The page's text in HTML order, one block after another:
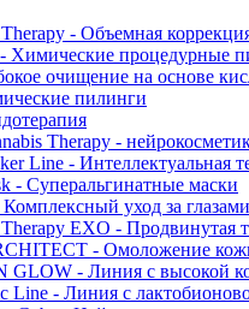
- Объемная
Химические процедурные
очищение на основе
пилинги
Therapy -
Line - Интеллектуальная
- Суперальгинатные маски
уход за
EXO - Продвинутая
- Омоложение
GLOW - Линия с высокой
Line - Линия с